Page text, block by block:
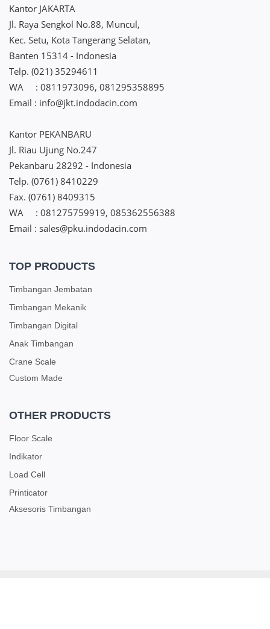
Kantor JAKARTA
Jl. Raya Sengkol No.88, Muncul,
Kec. Setu, Kota Tangerang Selatan,
Banten 15314 - Indonesia
Telp. (021) 35294611
WA : 0811973096, 081295358895
Email : info@jkt.indodacin.com
Kantor PEKANBARU
Jl. Riau Ujung No.247
Pekanbaru 28292 - Indonesia
Telp. (0761) 8410229
Fax. (0761) 8409315
WA : 081275759919, 085362556388
Email : sales@pku.indodacin.com
TOP PRODUCTS
Timbangan Jembatan
Timbangan Mekanik
Timbangan Digital
Anak Timbangan
Crane Scale
Custom Made
OTHER PRODUCTS
Floor Scale
Indikator
Load Cell
Printicator
Aksesoris Timbangan